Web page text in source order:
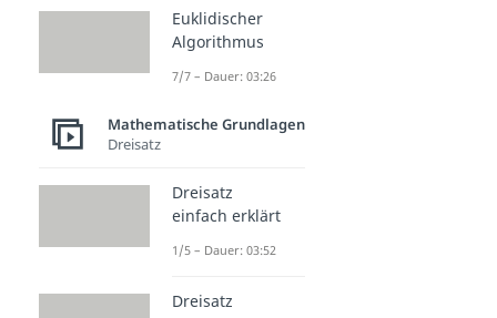
Euklidischer
Algorithmus
7/7 – Dauer: 03:26
Mathematische Grundlagen
Dreisatz
Dreisatz
einfach erklärt
1/5 – Dauer: 03:52
Dreisatz